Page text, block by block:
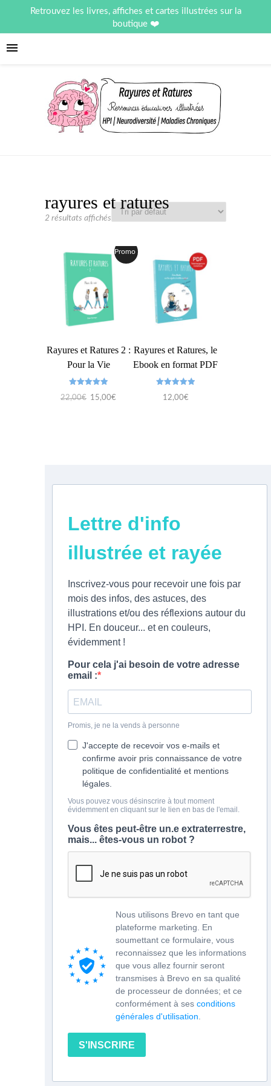
Retrouvez les livres, affiches et cartes illustrées sur la
boutique
rayures et ratures
2 résultats affichés
Promo !
Rayures et Ratures 2 :
Pour la Vie
5.00
22,00€ Le
15,00€
Rayures et Ratures, le
Ebook en format PDF
5.0012,00€
Lettre d'info
illustrée et rayée
Inscrivez-vous pour recevoir une fois par
mois des infos, des astuces, des
illustrations et/ou des réflexions autour du
HPI. En douceur... et en couleurs,
évidemment !
Pour cela j'ai besoin de votre adresse
email :
Promis, je ne la vends à personne
J'accepte de recevoir vos e-mails et
confirme avoir pris connaissance de votre
politique de confidentialité et mentions
légales.
Vous pouvez vous désinscrire à tout moment
évidemment en cliquant sur le lien en bas de l'email.
Vous êtes peut-être un.e extraterrestre,
mais... êtes-vous un robot ?
Nous utilisons Brevo en tant que
plateforme marketing. En
soumettant ce formulaire, vous
reconnaissez que les informations
que vous allez fournir seront
transmises à Brevo en sa qualité
de processeur de données; et ce
conformément à ses conditions
générales d'utilisation.
S'INSCRIRE